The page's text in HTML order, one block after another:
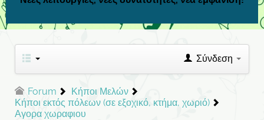
Σύνδεση
Forum
Κήποι Μελών
Κήποι εκτός πόλεων (σε εξοχικό, κτήμα, χωριό)
Αγορα χωραφιου